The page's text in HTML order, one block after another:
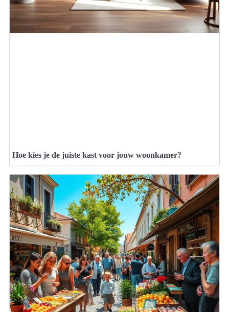
Hoe kies je de juiste kast voor jouw woonkamer?